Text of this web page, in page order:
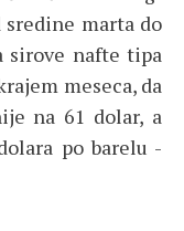
marta do
sirove nafte tipa
meseca, da
na 61 dolar, a
po barelu -